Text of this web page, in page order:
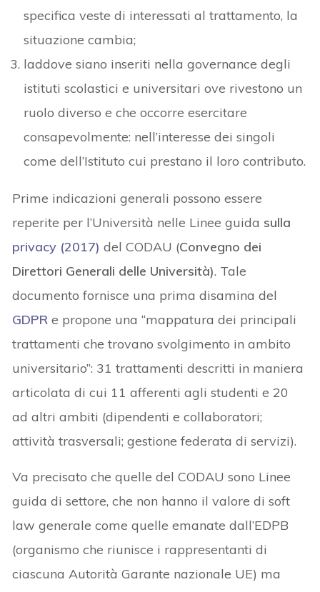
specifica veste di interessati al trattamento, la
situazione cambia;
laddove siano inseriti nella governance degli
istituti scolastici e universitari ove rivestono un
ruolo diverso e che occorre esercitare
consapevolmente: nell’interesse dei singoli
come dell’Istituto cui prestano il loro contributo.
Prime indicazioni generali possono essere
reperite per l’Università nelle Linee guida sulla
privacy (2017) del CODAU (Convegno dei
Direttori Generali delle Università). Tale
documento fornisce una prima disamina del
GDPR e propone una “mappatura dei principali
trattamenti che trovano svolgimento in ambito
universitario”: 31 trattamenti descritti in maniera
articolata di cui 11 afferenti agli studenti e 20
ad altri ambiti (dipendenti e collaboratori;
attività trasversali; gestione federata di servizi).
Va precisato che quelle del CODAU sono Linee
guida di settore, che non hanno il valore di soft
law generale come quelle emanate dall’EDPB
(organismo che riunisce i rappresentanti di
ciascuna Autorità Garante nazionale UE) ma